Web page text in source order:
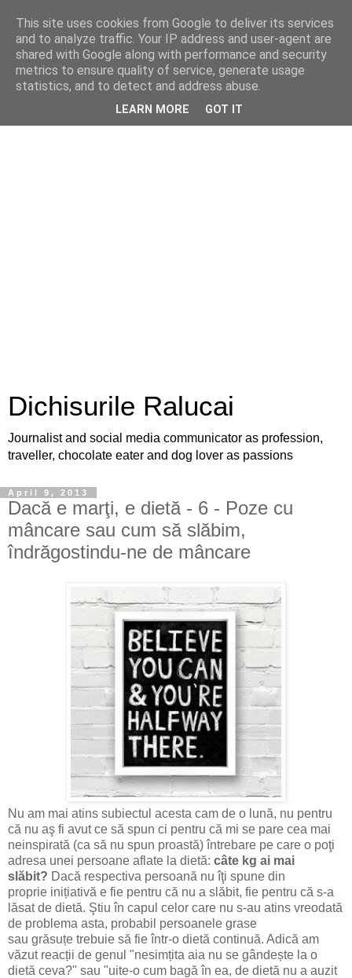
Dichisurile Ralucai
Journalist and social media communicator as profession,
traveller, chocolate eater and dog lover as passions
April 9, 2013
Dacă e marţi, e dietă - 6 - Poze cu
mâncare sau cum să slăbim,
îndrăgostindu-ne de mâncare
Nu am mai atins subiectul acesta cam de o lună, nu pentru
că nu aş fi avut ce să spun ci pentru că mi se pare cea mai
neinspirată (ca să nu spun proastă) întrebare pe care o poţi
adresa unei persoane aflate la dietă: câte kg ai mai
slăbit? Dacă respectiva persoană nu îţi spune din
proprie inițiativă e fie pentru că nu a slăbit, fie pentru că s-a
lăsat de dietă. Ştiu în capul celor care nu s-au atins vreodată
de problema asta, probabil persoanele grase
sau grăsuțe trebuie să fie într-o dietă continuă. Adică am
văzut reacții de genul "nesimțita aia nu se gândește la o
dietă ceva?" sau "uite-o cum bagă în ea, de dietă nu a auzit
This site uses cookies from Google to deliver its services
and to analyze traffic. Your IP address and user-agent are
shared with Google along with performance and security
metrics to ensure quality of service, generate usage
statistics, and to detect and address abuse.
LEARN MORE GOT IT